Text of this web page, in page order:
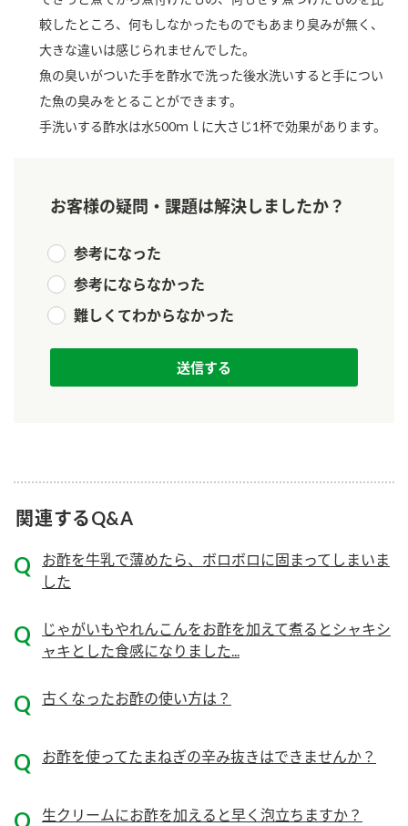
お酢ドリンク ぽん酢
つゆ たれ
ふりかけ
炊き込みご飯の素
キャンペーン情報
ブランド・スペシャルサイト
ブランド・スペシャルサイト トップ
カンタン酢
お酢ドリンク
味ぽん
ぽん酢
かおりの蔵
PIN印
千夜
スペシャルサイト
お酢を知ろう！
ぽん酢サワー
ミツカンのCM
国内事業概要
ミツカングループについて
企業理念
ミツカンの歴史
ミツカンを知る
環境への取り組み
おいしさと健康への取り組み
採用情報
お客様の声をいかしました
販売終了製品のご案内
お問い合わせ
地図から取り扱い店舗を探す
較したところ、何もしなかったものでもあまり臭みが無く、
大きな違いは感じられませんでした。
魚の臭いがついた手を酢水で洗った後水洗いすると手につい
た魚の臭みをとることができます。
手洗いする酢水は水500ｍｌに大さじ1杯で効果があります。
お客様の疑問・課題は解決しましたか？
参考になった
参考にならなかった
難しくてわからなかった
関連するQ&A
お酢を牛乳で薄めたら、ボロボロに固まってしまいま
した
じゃがいもやれんこんをお酢を加えて煮るとシャキシ
ャキとした食感になりました...
古くなったお酢の使い方は？
お酢を使ってたまねぎの辛み抜きはできませんか？
生クリームにお酢を加えると早く泡立ちますか？